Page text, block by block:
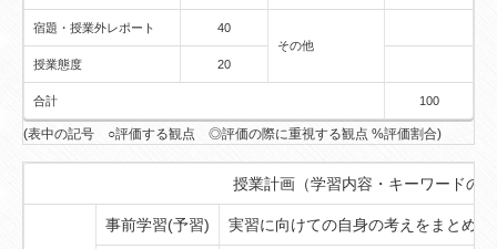
宿題・授業外レポート
40
その他
授業態度
20
合計 100
(表中の記号 ○評価する観点 ◎評価の際に重視する観点 %評価割合)
授業計画（学習内容・キーワードの
事前学習(予習) 実習に向けての自身の考えをまとめて